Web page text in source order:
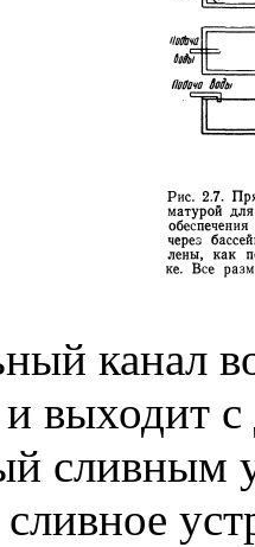
канал
выходит с
сливным